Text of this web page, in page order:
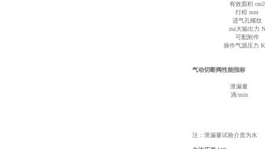
有效面积 cm2
行程 mm
进气孔螺纹
zui大输出力 N
可配附件
操作气源压力
气动切断阀性能指标
泄漏量
滴/min
注：泄漏量试验介质为水